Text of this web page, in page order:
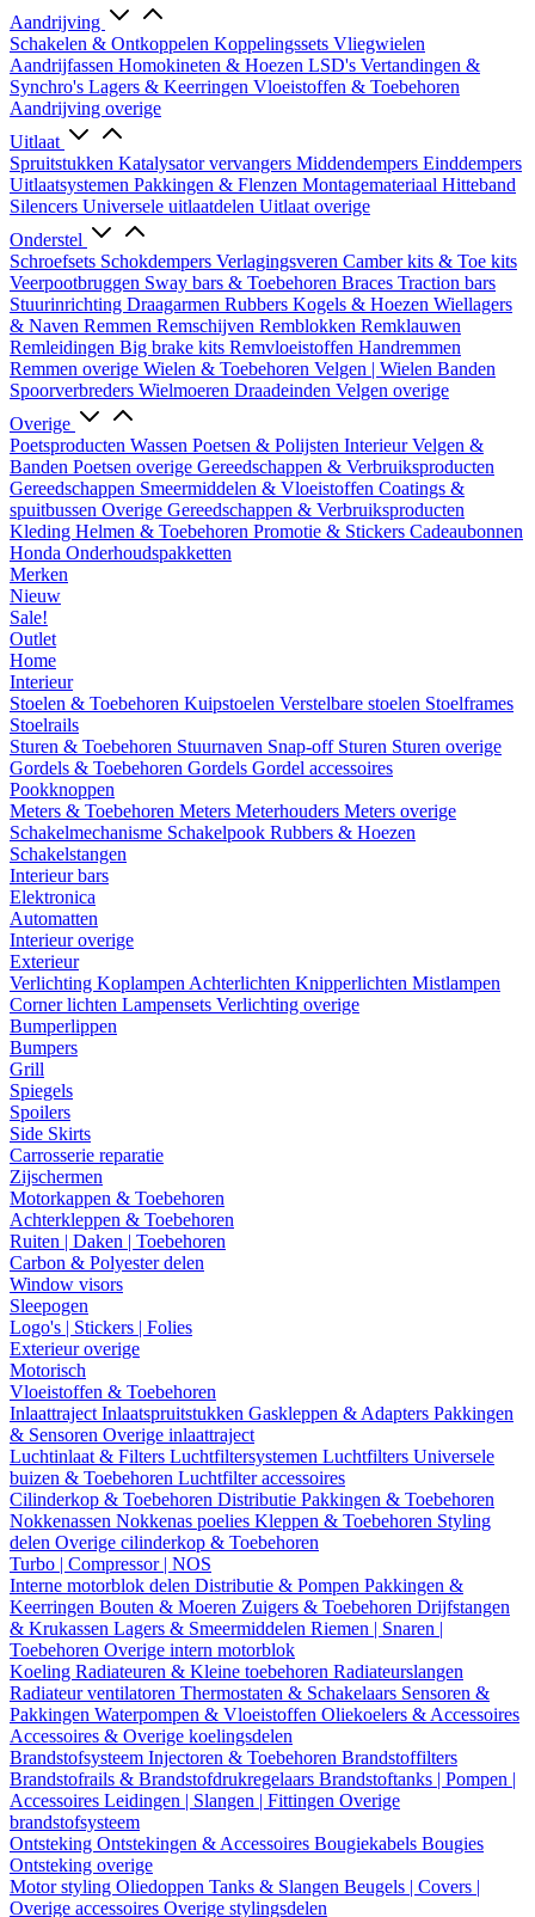
Aandrijving
Schakelen & Ontkoppelen Koppelingssets Vliegwielen
Aandrijfassen Homokineten & Hoezen LSD's Vertandingen &
Synchro's Lagers & Keerringen Vloeistoffen & Toebehoren
Aandrijving overige
Uitlaat
Spruitstukken Katalysator vervangers Middendempers Einddempers
Uitlaatsystemen Pakkingen & Flenzen Montagemateriaal Hitteband
Silencers Universele uitlaatdelen Uitlaat overige
Onderstel
Schroefsets Schokdempers Verlagingsveren Camber kits & Toe kits
Veerpootbruggen Sway bars & Toebehoren Braces Traction bars
Stuurinrichting Draagarmen Rubbers Kogels & Hoezen Wiellagers
& Naven Remmen Remschijven Remblokken Remklauwen
Remleidingen Big brake kits Remvloeistoffen Handremmen
Remmen overige Wielen & Toebehoren Velgen | Wielen Banden
Spoorverbreders Wielmoeren Draadeinden Velgen overige
Overige
Poetsproducten Wassen Poetsen & Polijsten InterieurVelgen &
Banden Poetsen overige Gereedschappen & Verbruiksproducten
Gereedschappen Smeermiddelen & Vloeistoffen Coatings &
spuitbussen Overige Gereedschappen & Verbruiksproducten
Kleding Helmen & Toebehoren Promotie & Stickers Cadeaubonnen
Honda Onderhoudspakketten
Merken
Nieuw
Sale!
Outlet
Home
Interieur
Stoelen & Toebehoren Kuipstoelen Verstelbare stoelen Stoelframes
Stoelrails
Sturen & Toebehoren Stuurnaven Snap-off Sturen Sturen overige
Gordels & Toebehoren Gordels Gordel accessoires
Pookknoppen
Meters & Toebehoren Meters Meterhouders Meters overige
Schakelmechanisme Schakelpook Rubbers & Hoezen
Schakelstangen
Interieur bars
Elektronica
Automatten
Interieur overige
Exterieur
Verlichting Koplampen Achterlichten Knipperlichten Mistlampen
Corner lichten Lampensets Verlichting overige
Bumperlippen
Bumpers
Grill
Spiegels
Spoilers
Side Skirts
Carrosserie reparatie
Zijschermen
Motorkappen & Toebehoren
Achterkleppen & Toebehoren
Ruiten | Daken | Toebehoren
Carbon & Polyester delen
Window visors
Sleepogen
Logo's | Stickers | Folies
Exterieur overige
Motorisch
Vloeistoffen & Toebehoren
Inlaattraject Inlaatspruitstukken Gaskleppen & Adapters Pakkingen
& Sensoren Overige inlaattraject
Luchtinlaat & Filters Luchtfiltersystemen Luchtfilters Universele
buizen & Toebehoren Luchtfilter accessoires
Cilinderkop & Toebehoren Distributie Pakkingen & Toebehoren
Nokkenassen Nokkenas poelies Kleppen & Toebehoren Styling
delen Overige cilinderkop & Toebehoren
Turbo | Compressor | NOS
Interne motorblok delen Distributie & Pompen Pakkingen &
Keerringen Bouten & Moeren Zuigers & Toebehoren Drijfstangen
& Krukassen Lagers & Smeermiddelen Riemen | Snaren |
Toebehoren Overige intern motorblok
Koeling Radiateuren & Kleine toebehoren Radiateurslangen
Radiateur ventilatoren Thermostaten & Schakelaars Sensoren &
Pakkingen Waterpompen & Vloeistoffen Oliekoelers & Accessoires
Accessoires & Overige koelingsdelen
Brandstofsysteem Injectoren & Toebehoren Brandstoffilters
Brandstofrails & Brandstofdrukregelaars Brandstoftanks | Pompen |
Accessoires Leidingen | Slangen | Fittingen Overige
brandstofsysteem
Ontsteking Ontstekingen & Accessoires Bougiekabels Bougies
Ontsteking overige
Motor styling Oliedoppen Tanks & Slangen Beugels | Covers |
Overige accessoires Overige stylingsdelen